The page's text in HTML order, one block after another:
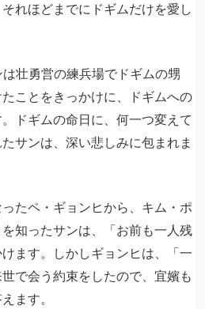
れほどまでにドギムだけを愛し
壮勇営の練兵場でドギムの甥
ことをきっかけに、ドギムへの
ドギムの命日に、何一つ変えて
サンは、深い悲しみに包まれま
たペ・ギョンヒから、キム・ポ
知ったサンは、「お前も一人残
ます。しかしギョンヒは、「一
で会う約束をしたので、宜嬪も
ます。